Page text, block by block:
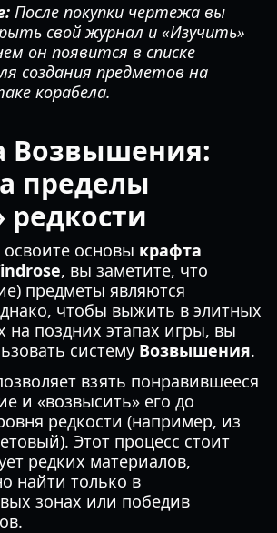
После покупки чертежа вы
свой журнал и «Изучить»
он появится в списке
создания предметов на
корабела.
Возвышения:
пределы
редкости
основы крафта
, вы заметите, что
предметы являются
чтобы выжить в элитных
на поздних этапах игры, вы
систему Возвышения.
взять понравившееся
и «возвысить» его до
редкости (например, из
Этот процесс стоит
редких материалов,
найти только в
зонах или победив